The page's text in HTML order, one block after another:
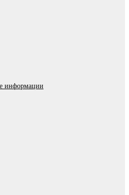
информации